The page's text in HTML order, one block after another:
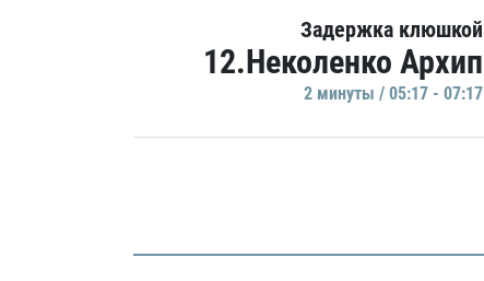
Задержка клюшкой
12.Неколенко Архип
2 минуты / 05:17 - 07:17